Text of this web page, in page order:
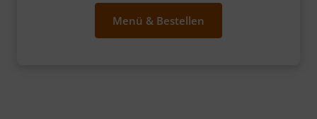
Menü & Bestellen